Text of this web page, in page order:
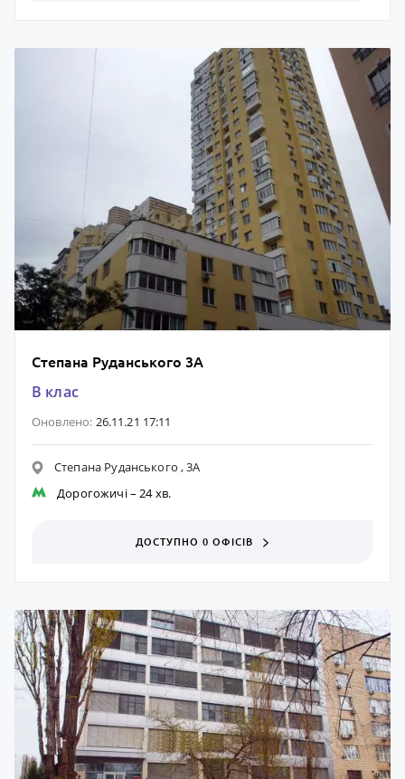
Степана Руданського 3А
B клас
Оновлено: 26.11.21 17:11
Степана Руданського , 3А
Дорогожичі– 24 хв.
ДОСТУПНО 0 ОФІСІВ